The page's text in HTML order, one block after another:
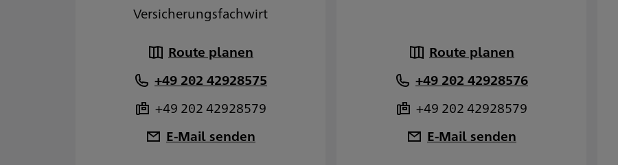
Versicherungsfachwirt
Route planen
+49 202 42928575
+49 202 42928579
E-Mail senden
Route planen
+49 202 42928576
+49 202 42928579
E-Mail senden